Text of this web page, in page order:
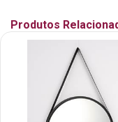
Produtos